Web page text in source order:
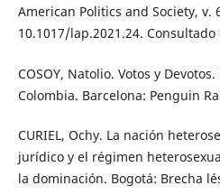
American Politics and Society, v.
10.1017/lap.2021.24.
COSOY, Natolio. Votos y
Colombia. Barcelona: Penguin
CURIEL, Ochy. La nación
jurídico y el régimen
la dominación. Bogotá: Brecha